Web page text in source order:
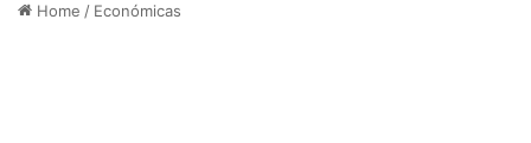
Home / Económicas